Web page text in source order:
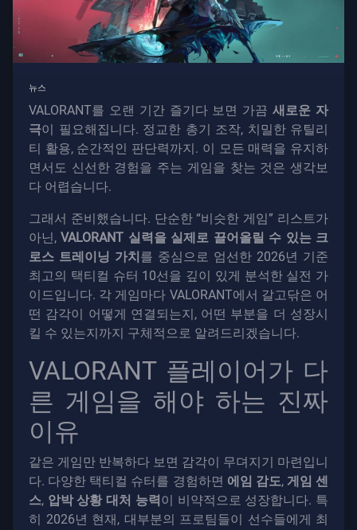
계
약
뉴스
VALORANT를 오랜 기간 즐기다 보면 가끔새로운 자
극이 필요해집니다. 정교한 총기 조작, 치밀한 유틸리
티 활용, 순간적인 판단력까지. 이 모든 매력을 유지하
면서도 신선한 경험을 주는 게임을 찾는 것은 생각보
다 어렵습니다.
그래서 준비했습니다. 단순한 “비슷한 게임” 리스트가
아닌,VALORANT 실력을 실제로 끌어올릴 수 있는 크
로스 트레이닝 가치 를 중심으로 엄선한 2026년 기준
최고의 택티컬 슈터 10선을 깊이 있게 분석한 실전 가
이드입니다. 각 게임마다 VALORANT에서 갈고닦은 어
떤 감각이 어떻게 연결되는지, 어떤 부분을 더 성장시
킬 수 있는지까지 구체적으로 알려드리겠습니다.
VALORANT 플레이어가 다
른 게임을 해야 하는 진짜
이유
같은 게임만 반복하다 보면 감각이 무뎌지기 마련입니
다. 다양한 택티컬 슈터를 경험하면 에임 감도, 게임 센
스, 압박 상황 대처 능력 이 비약적으로 성장합니다. 특
히 2026년 현재, 대부분의 프로팀들이 선수들에게 최